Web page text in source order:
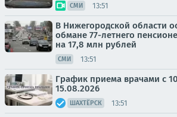
СМИ 13:51
В Нижегородской области
обмане 77-летнего
на 17,8 млн рублей
СМИ 13:51
График приема врачами с
15.08.2026
ШАХТЁРСК 13:51